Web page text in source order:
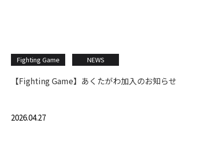
Fighting Game NEWS
【Fighting Game】あくたがわ加入のお知らせ
2026.04.27